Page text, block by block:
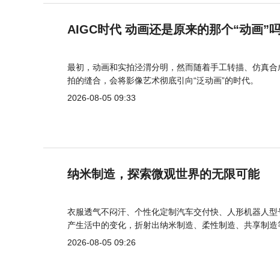
AIGC时代 动画还是原来的那个“动画”
最初，动画和实拍泾渭分明，然而随着手工转描、仿真
拍的缝合，会将影像艺术彻底引向“泛动画”的时代。
2026-08-05 09:33
纳米制造，探索微观世界的无限可能
衣服透气不闷汗、个性化定制汽车交付快、人形机器人
产生活中的变化，折射出纳米制造、柔性制造、共享制造
2026-08-05 09:26